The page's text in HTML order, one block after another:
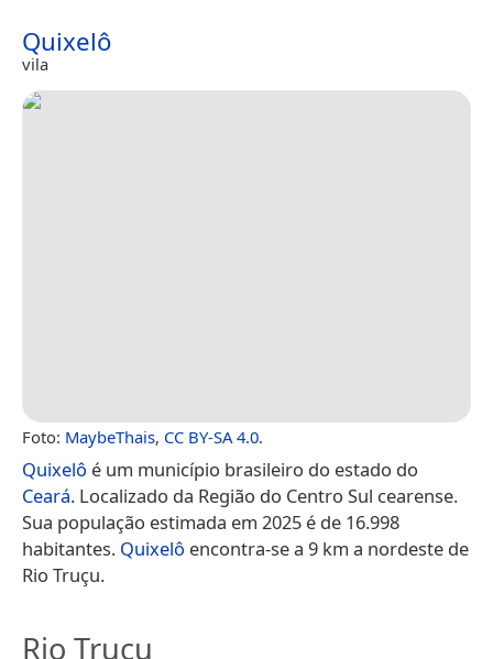
Quixelô
vila
Foto: MaybeThais, CC BY-SA 4.0.
Quixelô é um município brasileiro do estado do
Ceará. Localizado da Região do Centro Sul cearense.
Sua população estimada em 2025 é de 16.998
habitantes. Quixelô encontra-se a 9 km a nordeste de
Rio Truçu.
Rio Truçu